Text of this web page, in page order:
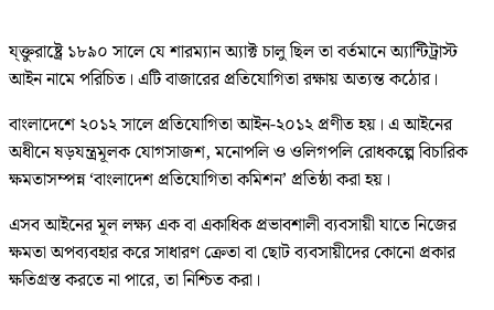
য্ক্তুরাষ্ট্রে ১৮৯০ সালে যে শারম্যান অ্যাক্ট চালু ছিল তা বর্তমানে অ্যান্টিট্রাস্ট
আইন নামে পরিচিত। এটি বাজারের প্রতিযোগিতা রক্ষায় অত্যন্ত কঠোর।
বাংলাদেশে ২০১২ সালে প্রতিযোগিতা আইন-২০১২ প্রণীত হয়। এ আইনের
অধীনে ষড়যন্ত্রমূলক যোগসাজশ, মনোপলি ও ওলিগপলি রোধকল্পে বিচারিক
ক্ষমতাসম্পন্ন ‘বাংলাদেশ প্রতিযোগিতা কমিশন’ প্রতিষ্ঠা করা হয়।
এসব আইনের মূল লক্ষ্য এক বা একাধিক প্রভাবশালী ব্যবসায়ী যাতে নিজের
ক্ষমতা অপব্যবহার করে সাধারণ ক্রেতা বা ছোট ব্যবসায়ীদের কোনো প্রকার
ক্ষতিগ্রস্ত করতে না পারে, তা নিশ্চিত করা।